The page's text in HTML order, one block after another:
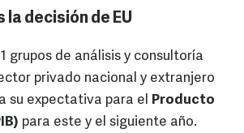
decisión de EU
grupos de análisis y consultoría
privado nacional y extranjero
su expectativa para el Producto
para este y el siguiente año.